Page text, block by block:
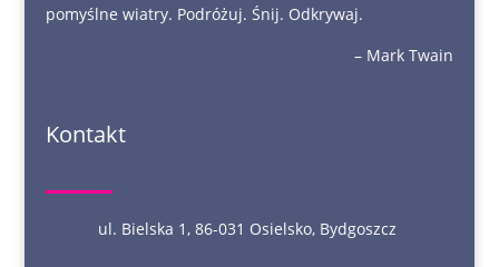
pomyślne wiatry. Podróżuj. Śnij. Odkrywaj.
– Mark Twain
Kontakt
ul. Bielska 1, 86-031 Osielsko, Bydgoszcz